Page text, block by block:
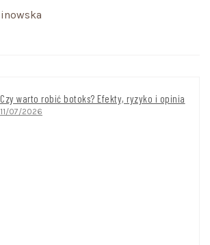
Czy warto robić botoks? Efekty, ryzyko i opinia
11/07/2026